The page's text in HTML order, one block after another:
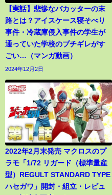
【実話】悲惨なバカッターの末
路とは？アイスケース寝そべり
事件・冷蔵庫侵入事件の学生が
通っていた学校のブチギレがす
ごい…（マンガ動画）
2024年12月2日
2022年2月末発売 マクロスのプ
ラモ「1/72 リガード（標準量産
型）REGULT STANDARD TYPE
ハセガワ」開封・組立・レビュ